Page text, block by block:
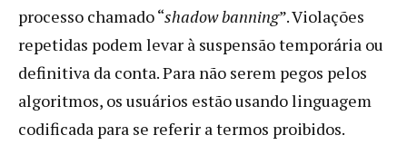
processo chamado “shadow banning”. Violações
repetidas podem levar à suspensão temporária ou
definitiva da conta. Para não serem pegos pelos
algoritmos, os usuários estão usando linguagem
codificada para se referir a termos proibidos.